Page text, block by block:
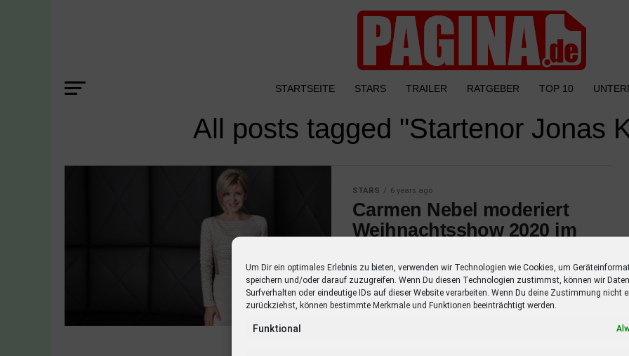
Um Dir ein optimales Erlebnis zu bieten, verwenden wir Technologien wie Cookies, um
speichern und/oder darauf zuzugreifen. Wenn Du diesen Technologien zustimmst, können wir
Surfverhalten oder eindeutige IDs auf dieser Website verarbeiten. Wenn Du deine Zustimmung nicht
zurückziehst, können bestimmte Merkmale und Funktionen beeinträchtigt werden.
Funktional
STARTSEITE STARS TRAILER RATGEBER TOP 10
All posts tagged "Startenor Jonas
STARS 6 years ago
Carmen Nebel moderiert
Weihnachtsshow 2020 im
Carmen Nebel moderiert auch in den
kommenden drei Jahren auf die beiden
Weihnachtsshows. Das ZDF hat den Vertrag